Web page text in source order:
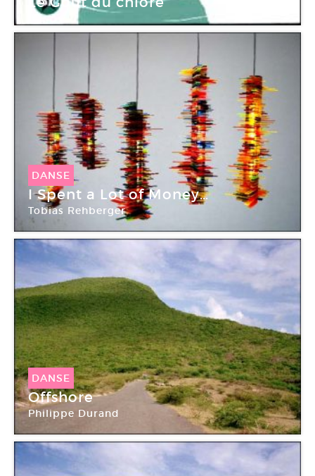
DANSE
I Spent a Lot of Money…
Tobias Rehberger
DANSE
Offshore
Philippe Durand